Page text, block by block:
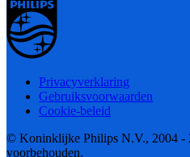
Privacyverklaring
Gebruiksvoorwaarden
Cookie-beleid
© Koninklijke Philips N.V., 2004 -
voorbehouden.